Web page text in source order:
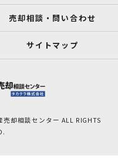
売却相談・問い合わせ
サイトマップ
却相談センター ALL RIGHTS